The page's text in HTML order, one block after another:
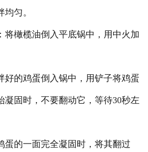
匀。
橄榄油倒入平底锅中，用中火加
的鸡蛋倒入锅中，用铲子将鸡蛋
凝固时，不要翻动它，等待30秒左
的一面完全凝固时，将其翻过